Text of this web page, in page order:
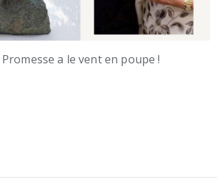
Promesse a le vent en poupe !